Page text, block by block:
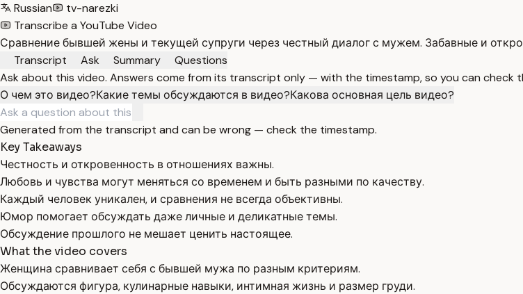
Russian
tv-narezki
Transcribe a YouTube Video
Сравнение бывшей жены и текущей супруги через честный диалог с мужем. Забавные и
Transcript
Ask Summary
Questions
Ask about this video. Answers come from its transcript only — with the timestamp, so you can check
О чем это видео?Какие темы обсуждаются в видео?Какова основная цель видео?
Generated from the transcript and can be wrong — check the timestamp.
Key Takeaways
Честность и откровенность в отношениях важны.
Любовь и чувства могут меняться со временем и быть разными по качеству.
Каждый человек уникален, и сравнения не всегда объективны.
Юмор помогает обсуждать даже личные и деликатные темы.
Обсуждение прошлого не мешает ценить настоящее.
What the video covers
Женщина сравнивает себя с бывшей мужа по разным критериям.
Обсуждаются фигура, кулинарные навыки, интимная жизнь и размер груди.